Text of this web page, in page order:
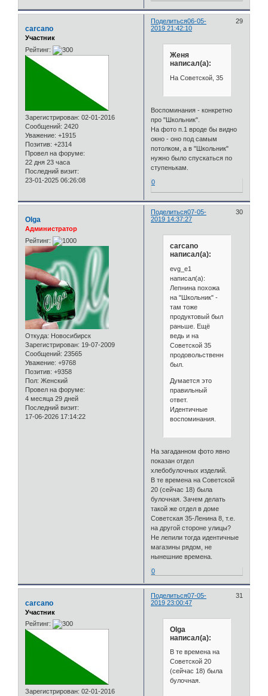
Поделиться 29
06-05-
2019 21:42:10
carcano
Участник
Рейтинг:
Зарегистрирован: 02-01-2016
Сообщений: 2420
Уважение: +1915
Позитив: +2314
Провел на форуме:
22 дня 23 часа
Последний визит:
23-01-2025 06:26:08
Женя
написал(а):
На Советской, 35
Воспоминания - конкретно
про "Школьник".
На фото п.1 вроде бы видно
окно - оно под самым
потолком, а в "Школьник"
нужно было спускаться по
ступенькам.
0
Поделиться 30
07-05-
2019 14:37:27
Olga
Администратор
Рейтинг:
Откуда: Новосибирск
Зарегистрирован: 19-07-2009
Сообщений: 23565
Уважение: +9768
Позитив: +9358
Пол: Женский
Провел на форуме:
4 месяца 29 дней
Последний визит:
17-06-2026 17:14:22
carcano
написал(а):
evg_e1
написал(а):
Лепнина похожа
на "Школьник" -
там тоже
продуктовый был
раньше. Ещё
ведь и на
Советской 35
продовольственный
был.
Думается это
правильный
ответ.
Идентичные
воспоминания.
На загаданном фото явно
показан отдел
хлебобулочных изделий.
В те времена на Советской
20 (сейчас 18) была
булочная. Зачем делать
такой же отдел в доме
Советская 35-Ленина 8, т.е.
на другой стороне улицы?
Не лепили тогда идентичные
магазины рядом, не
нынешние времена.
0
Поделиться 31
07-05-
2019 23:00:47
carcano
Участник
Рейтинг:
Зарегистрирован: 02-01-2016
Olga
написал(а):
В те времена на
Советской 20
(сейчас 18) была
булочная.